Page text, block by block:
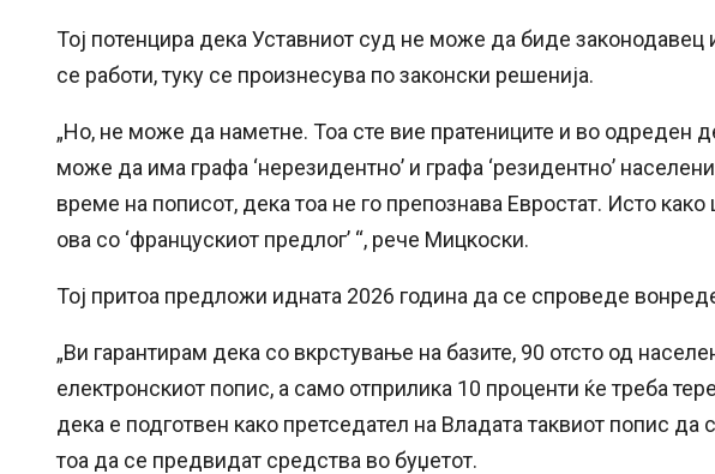
Тој потенцира дека Уставниот суд не може да биде законодавец
се работи, туку се произнесува по законски решенија.
„Но, не може да наметне. Тоа сте вие пратениците и во одреден
може да има графа ‘нерезидентно’ и графа ‘резидентно’
време на пописот, дека тоа не го препознава Евростат. Исто
ова со ‘францускиот предлог’ “, рече Мицкоски.
Тој притоа предложи идната 2026 година да се спроведе
„Ви гарантирам дека со вкрстување на базите, 90 отсто од
електронскиот попис, а само отприлика 10 проценти ќе треба
дека е подготвен како претседател на Владата таквиот попис да
тоа да се предвидат средства во буџетот.